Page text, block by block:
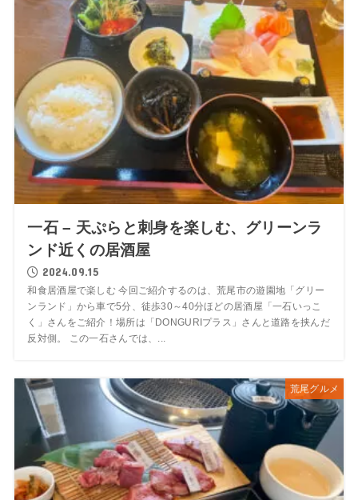
一石 – 天ぷらと刺身を楽しむ、グリーンラ
ンド近くの居酒屋
2024.09.15
和食居酒屋で楽しむ 今回ご紹介するのは、荒尾市の遊園地「グリー
ンランド」から車で5分、徒歩30～40分ほどの居酒屋「一石いっこ
く」さんをご紹介！場所は「DONGURIプラス」さんと道路を挟んだ
反対側。 この一石さんでは、...
荒尾グルメ